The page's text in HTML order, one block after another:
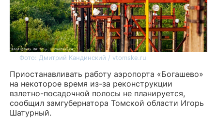
Фото: Дмитрий Кандинский / vtomske.ru
Приостанавливать работу аэропорта «Богашево»
на некоторое время из-за реконструкции
взлетно-посадочной полосы не планируется,
сообщил замгубернатора Томской области Игорь
Шатурный.